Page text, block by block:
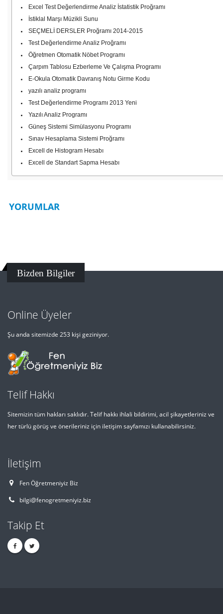
Excel Test Değerlendirme Analiz İstatistik Proğramı
İstiklal Marşı Müzikli Sunu
SEÇMELİ DERSLER Proğramı 2014-2015
Test Değerlendirme Analiz Proğramı
Öğretmen Otomatik Nöbet Programı
Çarpım Tablosu Ezberleme Ve Çalışma Programı
E-Okula Otomatik Davranış Notu Girme Kodu
yazılı analiz programı
Test Değerlendirme Programı 2013 Yeni
Yazılı Analiz Programı
Güneş Sistemi Simülasyonu Programı
Sınav Hesaplama Sistemi Proğramı
Excell de Histogram Hesabı
Excell de Standart Sapma Hesabı
YORUMLAR
Bizden Bilgiler
Online Üyeler
Şu anda sitemizde 253 kişi geziniyor.
Telif Hakkı
Sitemizin tüm hakları saklıdır. Telif hakkı ihlali bildirimi, acil şikayetleriniz ve
her türlü görüş ve önerileriniz için iletişim sayfamızı kullanabilirsiniz.
İletişim
Fen Öğretmeniyiz Biz
bilgi@fenogretmeniyiz.biz
Takip Et